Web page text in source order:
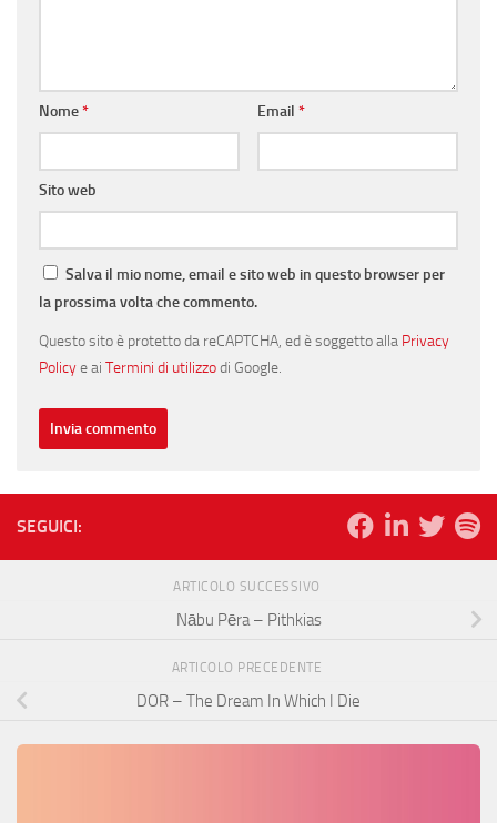
Nome* Email *
Sito web
Salva il mio nome, email e sito web in questo browser per
la prossima volta che commento.
Questo sito è protetto da reCAPTCHA, ed è soggetto alla Privacy
Policye ai Termini di utilizzodi Google.
SEGUICI:
ARTICOLO SUCCESSIVO
Nābu Pēra – Pithkias
ARTICOLO PRECEDENTE
DOR – The Dream In Which I Die